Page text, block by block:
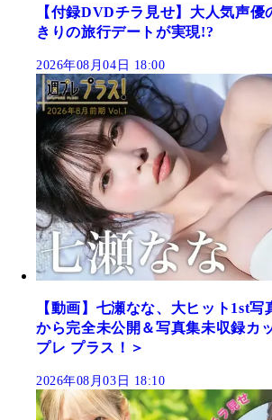
【付録DVDチラ見せ】大人気声優
きりの旅行デートが実現!?
2026年08月04日 18:00
【動画】七瀬なな、大ヒット1st写
から完全未公開＆写真集未収録カ
プレ プラス！＞
2026年08月03日 18:10